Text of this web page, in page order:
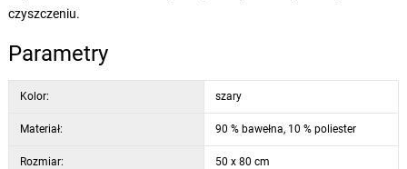
czyszczeniu.
Parametry
Kolor: szary
Materiał: 90 % bawełna, 10 % poliester
Rozmiar: 50 x 80 cm